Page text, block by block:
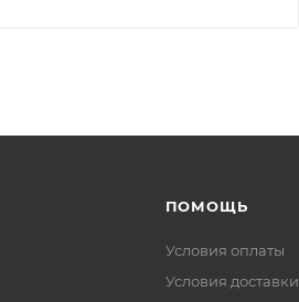
ПОМОЩЬ
Условия оплаты
Условия доставки